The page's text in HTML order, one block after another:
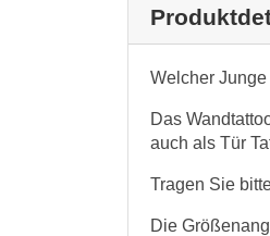
Welcher
Das
auch als Tür
Tragen Sie
Die